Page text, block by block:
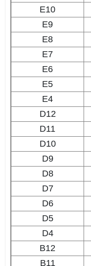
E10
E9
E8
E7
E6
E5
E4
D12
D11
D10
D9
D8
D7
D6
D5
D4
B12
B11